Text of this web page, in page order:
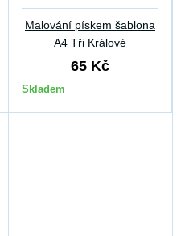
Malování pískem šablona
A4 Tři Králové
65 Kč
Skladem